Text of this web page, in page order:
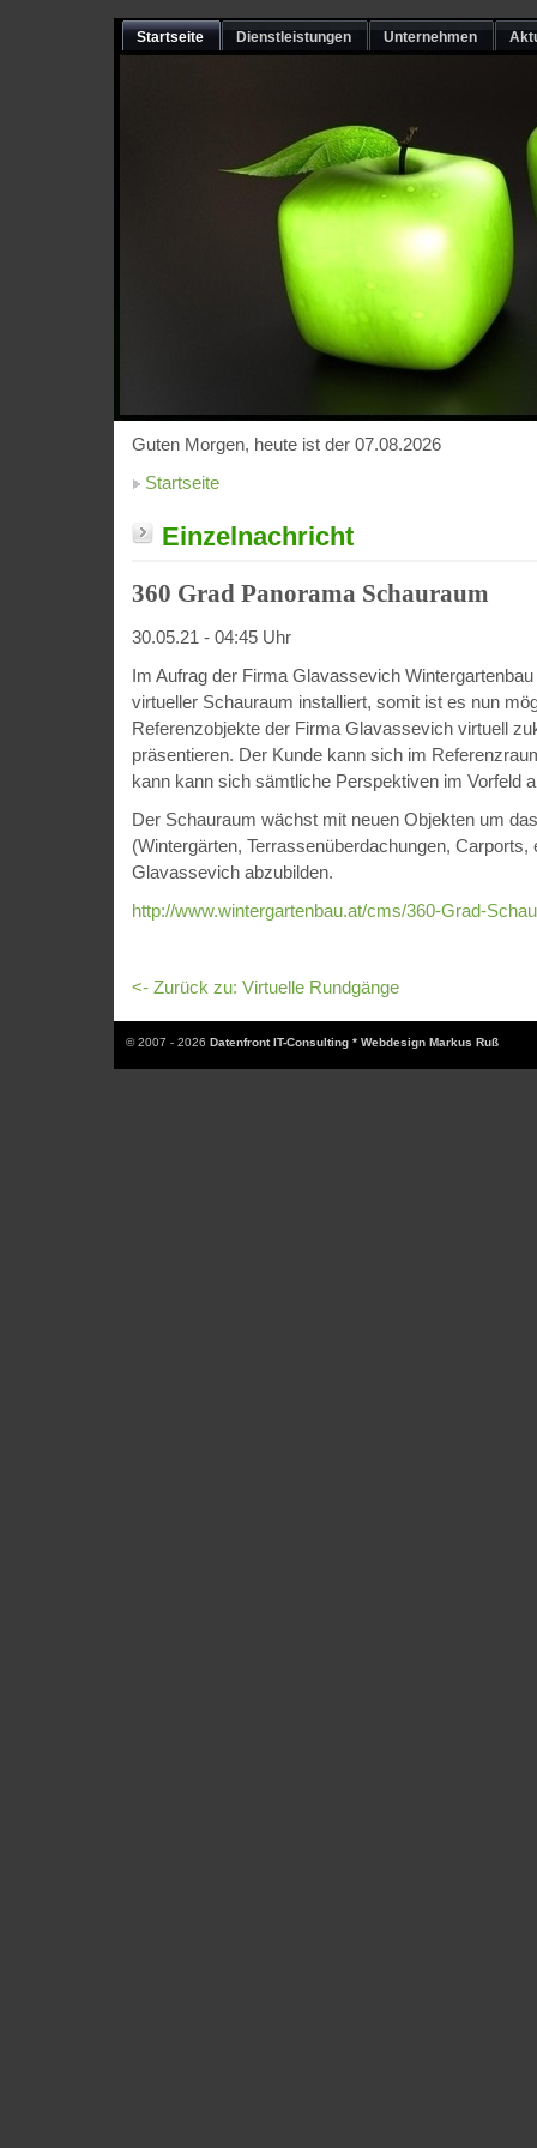
Startseite Dienstleistungen Unternehmen
Guten Morgen, heute ist der 07.08.2026
Startseite
Einzelnachricht
360 Grad Panorama Schauraum
30.05.21 - 04:45 Uhr
Im Aufrag der Firma Glavassevich
virtueller Schauraum installiert, somit ist es nun
Referenzobjekte der Firma Glavassevich virtuell
präsentieren. Der Kunde kann sich im
kann kann sich sämtliche Perspektiven im Vorfeld
Der Schauraum wächst mit neuen Objekten um
(Wintergärten, Terrassenüberdachungen, Carports,
Glavassevich abzubilden.
http://www.wintergartenbau.at/cms/360-Grad-
<- Zurück zu: Virtuelle Rundgänge
© 2007 - 2026 Datenfront IT-Consulting * Webdesign Markus Ruß